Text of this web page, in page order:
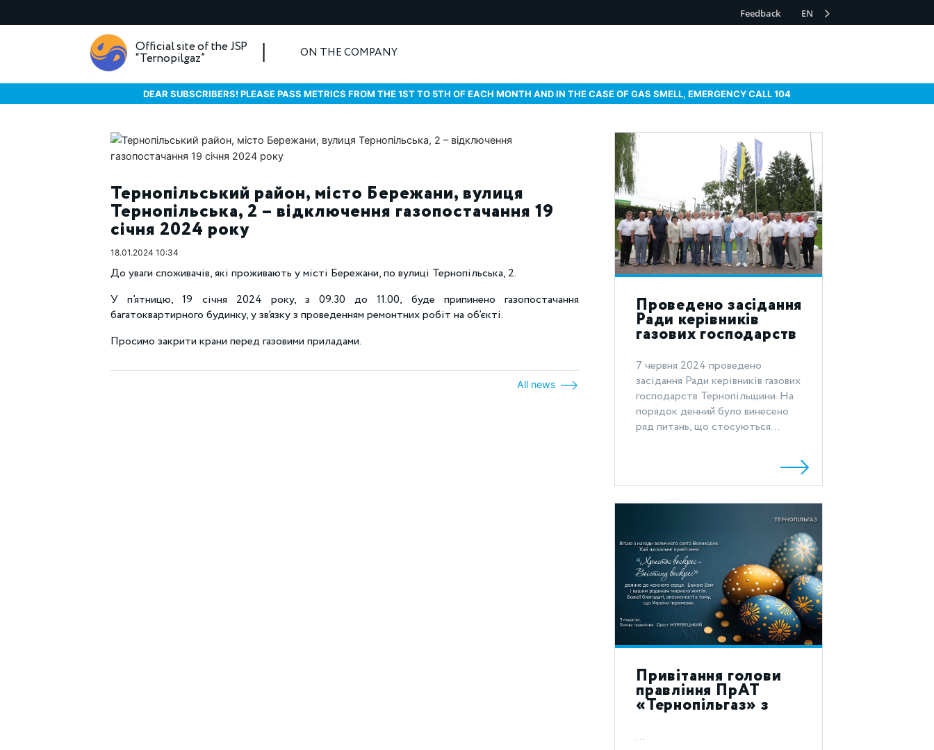
Feedback EN
Official site of the JSP
“Ternopilgaz” ON THE COMPANY
DEAR SUBSCRIBERS! PLEASE PASS METRICS FROM THE 1ST TO 5TH OF EACH MONTH AND IN THE CASE OF GAS SMELL, EMERGENCY CALL 104
Тернопільський район, місто Бережани, вулиця
Тернопільська, 2 – відключення газопостачання 19
січня 2024 року
18.01.2024 10:34
До уваги споживачів, які проживають у місті Бережани, по вулиці Тернопільська, 2.
У п’ятницю, 19 січня 2024 року, з 09.30 до 11.00, буде припинено газопостачання
багатоквартирного будинку, у зв’язку з проведенням ремонтних робіт на об’єкті.
Просимо закрити крани перед газовими приладами.
All news
Проведено засідання
Ради керівників
газових господарств
Тернопільщини
7 червня 2024 проведено
засідання Ради керівників газових
господарств Тернопільщини. На
порядок денний було винесено
ряд питань, що стосуються...
Привітання голови
правління ПрАТ
«Тернопільгаз» з
святом Воскресіння
Христового 2023!
...